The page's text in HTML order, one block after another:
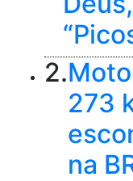
2.
273
na